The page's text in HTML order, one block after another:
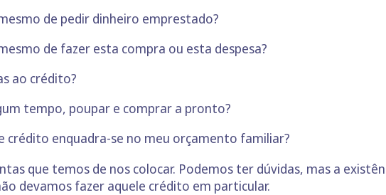
de pedir dinheiro emprestado?
de fazer esta compra ou esta despesa?
ao crédito?
tempo, poupar e comprar a pronto?
crédito enquadra-se no meu orçamento familiar?
que temos de nos colocar. Podemos ter dúvidas, mas a
devamos fazer aquele crédito em particular.